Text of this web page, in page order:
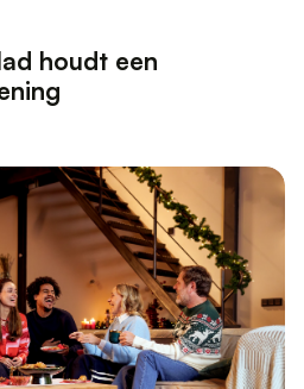
houdt een
×
maakt gebruik